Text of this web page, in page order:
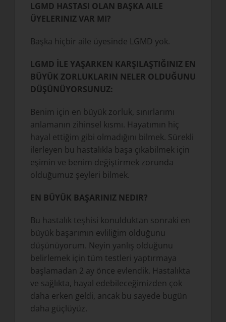
LGMD HASTASI OLAN BAŞKA AILE
ÜYELERINIZ VAR MI?
Başka hiçbir aile üyesinde LGMD yok.
LGMD İLE YAŞARKEN KARŞILAŞTIĞINIZ EN
BÜYÜK ZORLUKLARIN NELER OLDUĞUNU
DÜŞÜNÜYORSUNUZ:
Benim için en büyük zorluk, sınırlarımı
anlamanın zihinsel kısmı. Hayatımın hiç
hayal ettiğim gibi olmadığını bilmek. Sürekli
ilerleyen bu hastalıkla başa çıkabilmek için
eşimin ve benim değiştirmek zorunda
olduğumuz şeyleri bilmek.
EN BÜYÜK BAŞARINIZ NEDIR?
Bu hastalık teşhisi konulduktan sonraki en
büyük başarımın evliliğim olduğunu
düşünüyorum. Neyin yanlış olduğunu
belirlemek için tüm testleri yaptırmaya
başlamadan 2 ay önce evlendik. Hastalıkta
ve sağlıkta, hayal edebileceğimizden çok
daha erken geldi, ancak bu sayede bugün
daha güçlüyüz.